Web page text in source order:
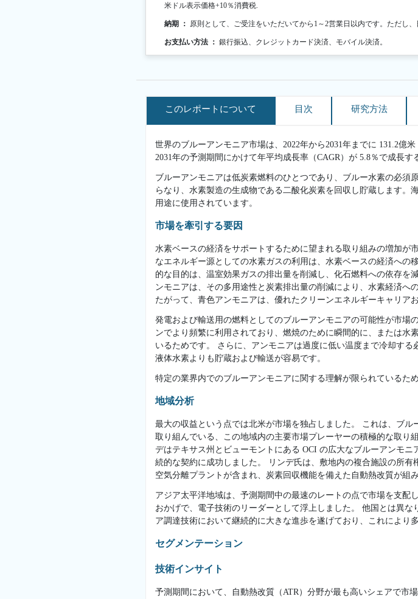
米ドル表示価格+10％消費税.
納期 ： 原則として、ご受注をいただいてから1～2営業日以内です。ただし
お支払い方法 ： 銀行振込、クレジットカード決済、モバイル決済。
このレポートについて 目次 研究方法
世界のブルーアンモニア市場は、2022年から2031年までに 131.2億
2031年の予測期間にかけて年平均成長率（CAGR）が 5.8％で成長す
ブルーアンモニアは低炭素燃料のひとつであり、ブルー水素の必
らなり、水素製造の生成物である二酸化炭素を回収し貯蔵します
用途に使用されています。
市場を牽引する要因
水素ベースの経済をサポートするために望まれる取り組みの増加が
なエネルギー源としての水素ガスの利用は、水素ベースの経済へ
的な目的は、温室効果ガスの排出量を削減し、化石燃料への依存
ンモニアは、その多用途性と炭素排出量の削減により、水素経済
たがって、青色アンモニアは、優れたクリーンエネルギーキャリア
発電および輸送用の燃料としてのブルーアンモニアの可能性が市場
ンでより頻繁に利用されており、燃焼のために瞬間的に、または
いるためです。 さらに、アンモニアは過度に低い温度まで冷却す
液体水素よりも貯蔵および輸送が容易です。
特定の業界内でのブルーアンモニアに関する理解が限られているた
地域分析
最大の収益という点では北米が市場を独占しました。 これは、ブ
取り組んでいる、この地域内の主要市場プレーヤーの積極的な取り
デはテキサス州とビューモントにある OCI の広大なブルーアンモ
続的な契約に成功しました。 リンデ氏は、敷地内の複合施設の所
空気分離プラントが含まれ、炭素回収機能を備えた自動熱改質が組み
アジア太平洋地域は、予測期間中の最速のレートの点で市場を支
おかげで、電子技術のリーダーとして浮上しました。 他国とは異
ア調達技術において継続的に大きな進歩を遂げており、これにより
セグメンテーション
技術インサイト
予測期間において、自動熱改質（ATR）分野が最も高いシェアで市